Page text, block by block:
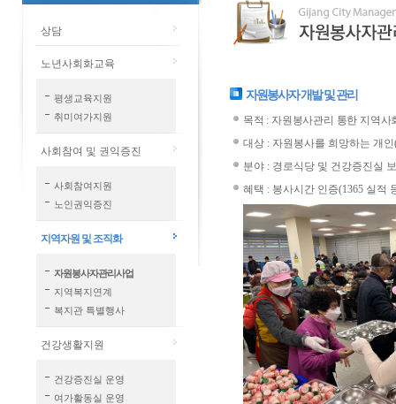
상담
노년사회화교육
평생교육지원
취미여가지원
사회참여 및 권익증진
사회참여지원
노인권익증진
지역자원 및 조직화
자원봉사자관리사업
지역복지연계
복지관 특별행사
건강생활지원
건강증진실 운영
여가활동실 운영
자원봉사자 개발 및 관리
목적 : 자원봉사관리 통한 지역
대상 : 자원봉사를 희망하는 개
분야 : 경로식당 및 건강증진실
혜택 : 봉사시간 인증(1365 실적